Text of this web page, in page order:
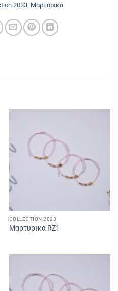
2023, Μαρτυρικά
COLLECTION 2023
Μαρτυρικά RZ1